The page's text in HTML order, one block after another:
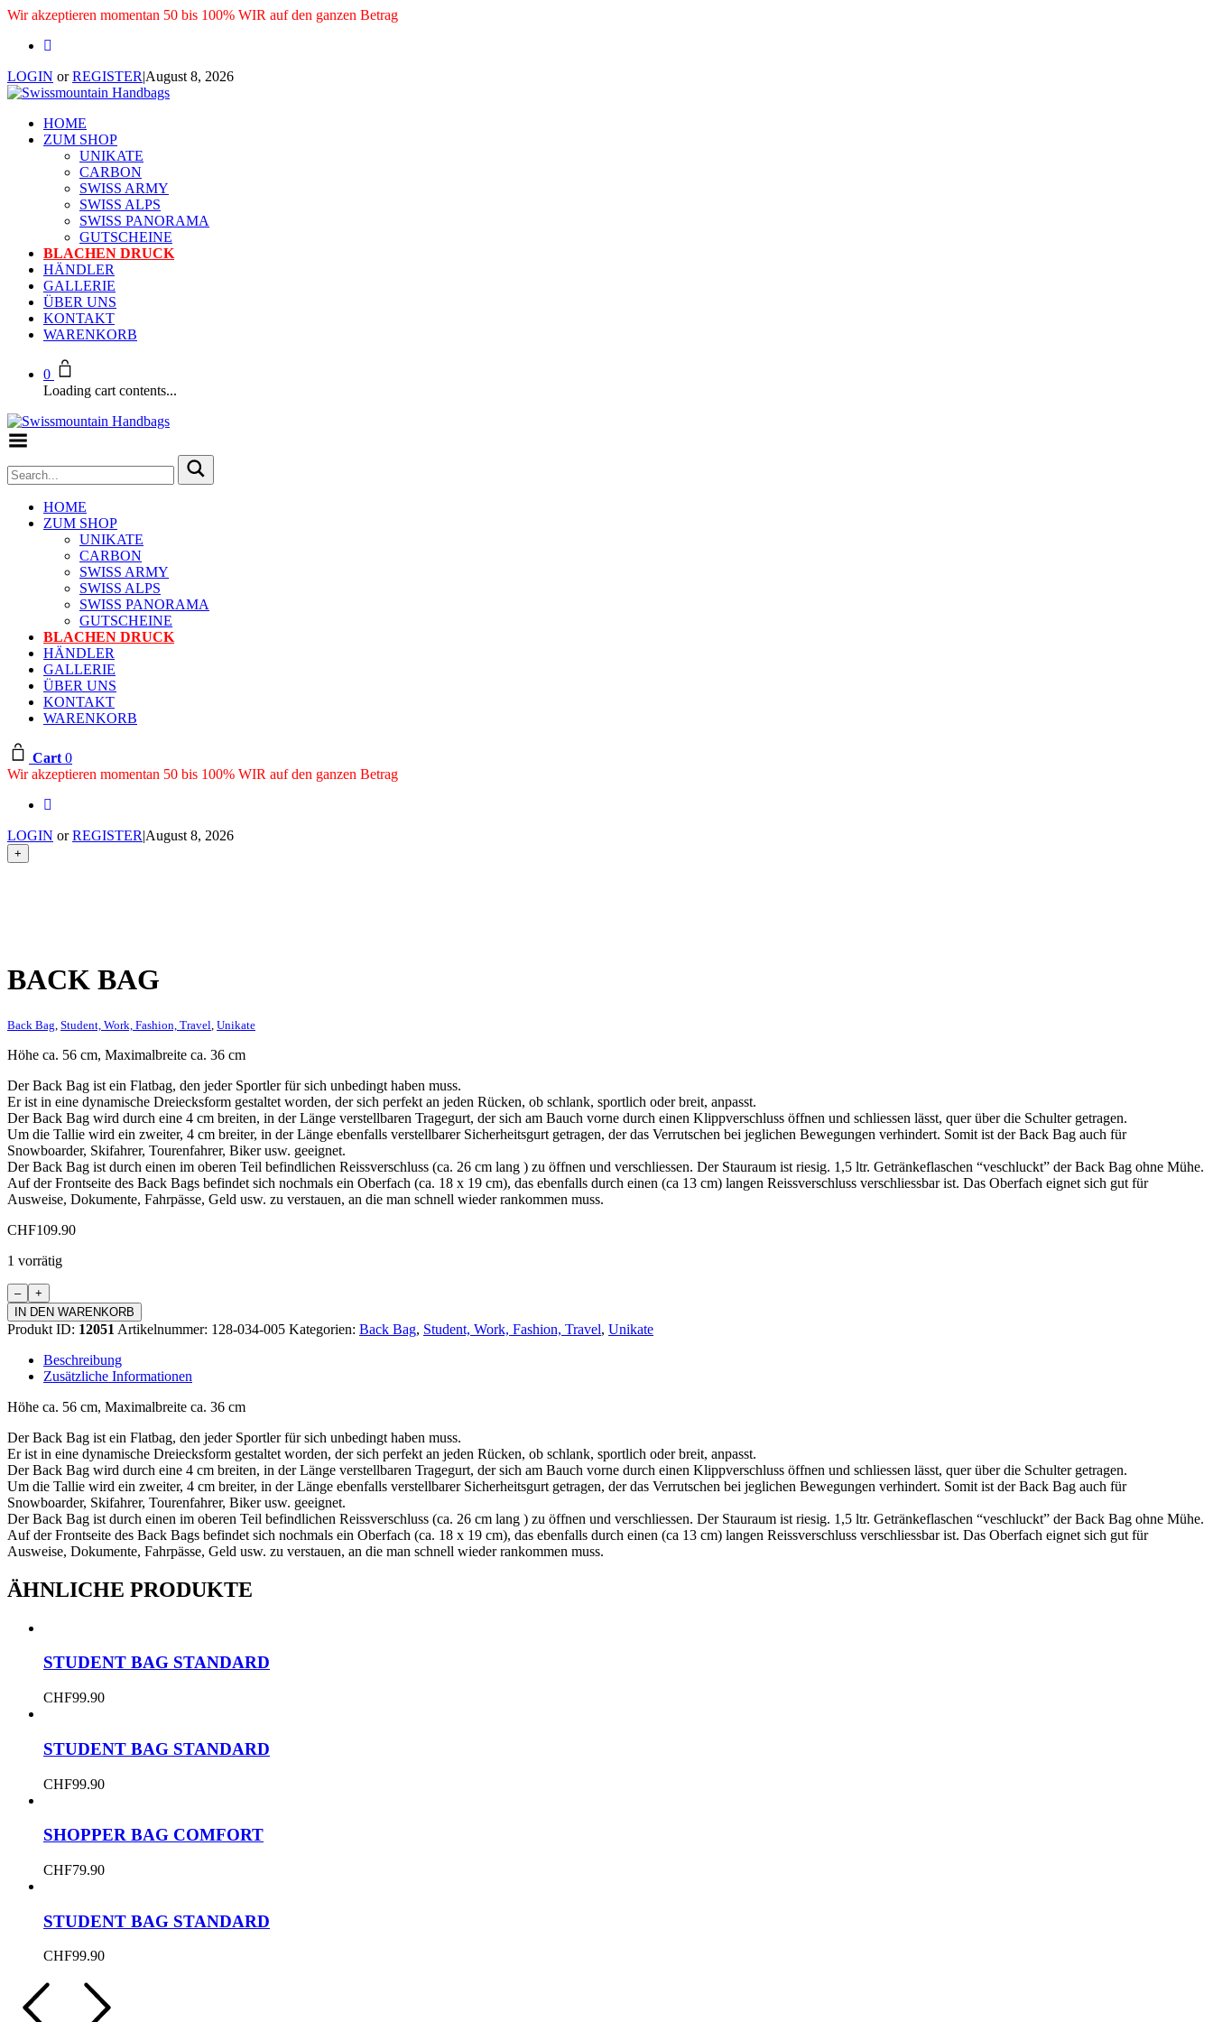
Wir akzeptieren momentan 50 bis 100% WIR auf den ganzen Betrag
LOGIN orREGISTER|August 8, 2026
HOME
ZUM SHOP
UNIKATE
CARBON
SWISS ARMY
SWISS ALPS
SWISS PANORAMA
GUTSCHEINE
BLACHEN DRUCK
HÄNDLER
GALLERIE
ÜBER UNS
KONTAKT
WARENKORB
0
Loading cart contents...
HOME
ZUM SHOP
UNIKATE
CARBON
SWISS ARMY
SWISS ALPS
SWISS PANORAMA
GUTSCHEINE
BLACHEN DRUCK
HÄNDLER
GALLERIE
ÜBER UNS
KONTAKT
WARENKORB
Cart 0
Wir akzeptieren momentan 50 bis 100% WIR auf den ganzen Betrag
LOGIN orREGISTER|August 8, 2026
+
BACK BAG
Back Bag Student, Work, Fashion, Travel Unikate
Höhe ca. 56 cm, Maximalbreite ca. 36 cm
Der Back Bag ist ein Flatbag, den jeder Sportler für sich unbedingt haben muss.
Er ist in eine dynamische Dreiecksform gestaltet worden, der sich perfekt an jeden Rücken, ob schlank, sportlich oder breit, anpasst.
Der Back Bag wird durch eine 4 cm breiten, in der Länge verstellbaren Tragegurt, der sich am Bauch vorne durch einen Klippverschluss öffnen und schliessen lässt, quer über die Schulter getragen.
Um die Tallie wird ein zweiter, 4 cm breiter, in der Länge ebenfalls verstellbarer Sicherheitsgurt getragen, der das Verrutschen bei jeglichen Bewegungen verhindert. Somit ist der Back Bag auch für
Snowboarder, Skifahrer, Tourenfahrer, Biker usw. geeignet.
Der Back Bag ist durch einen im oberen Teil befindlichen Reissverschluss (ca. 26 cm lang ) zu öffnen und verschliessen. Der Stauraum ist riesig. 1,5 ltr. Getränkeflaschen “veschluckt” der Back Bag ohne Mühe.
Auf der Frontseite des Back Bags befindet sich nochmals ein Oberfach (ca. 18 x 19 cm), das ebenfalls durch einen (ca 13 cm) langen Reissverschluss verschliessbar ist. Das Oberfach eignet sich gut für
Ausweise, Dokumente, Fahrpässe, Geld usw. zu verstauen, an die man schnell wieder rankommen muss.
CHF109.90
1 vorrätig
Back
Bag
Menge
IN DEN WARENKORB
Produkt ID: 12051 Artikelnummer: 128-034-005 Kategorien: Back Bag, Student, Work, Fashion, Travel, Unikate
Beschreibung
Zusätzliche Informationen
Höhe ca. 56 cm, Maximalbreite ca. 36 cm
Der Back Bag ist ein Flatbag, den jeder Sportler für sich unbedingt haben muss.
Er ist in eine dynamische Dreiecksform gestaltet worden, der sich perfekt an jeden Rücken, ob schlank, sportlich oder breit, anpasst.
Der Back Bag wird durch eine 4 cm breiten, in der Länge verstellbaren Tragegurt, der sich am Bauch vorne durch einen Klippverschluss öffnen und schliessen lässt, quer über die Schulter getragen.
Um die Tallie wird ein zweiter, 4 cm breiter, in der Länge ebenfalls verstellbarer Sicherheitsgurt getragen, der das Verrutschen bei jeglichen Bewegungen verhindert. Somit ist der Back Bag auch für
Snowboarder, Skifahrer, Tourenfahrer, Biker usw. geeignet.
Der Back Bag ist durch einen im oberen Teil befindlichen Reissverschluss (ca. 26 cm lang ) zu öffnen und verschliessen. Der Stauraum ist riesig. 1,5 ltr. Getränkeflaschen “veschluckt” der Back Bag ohne Mühe.
Auf der Frontseite des Back Bags befindet sich nochmals ein Oberfach (ca. 18 x 19 cm), das ebenfalls durch einen (ca 13 cm) langen Reissverschluss verschliessbar ist. Das Oberfach eignet sich gut für
Ausweise, Dokumente, Fahrpässe, Geld usw. zu verstauen, an die man schnell wieder rankommen muss.
ÄHNLICHE PRODUKTE
STUDENT BAG STANDARD
CHF99.90
STUDENT BAG STANDARD
CHF99.90
SHOPPER BAG COMFORT
CHF79.90
STUDENT BAG STANDARD
CHF99.90